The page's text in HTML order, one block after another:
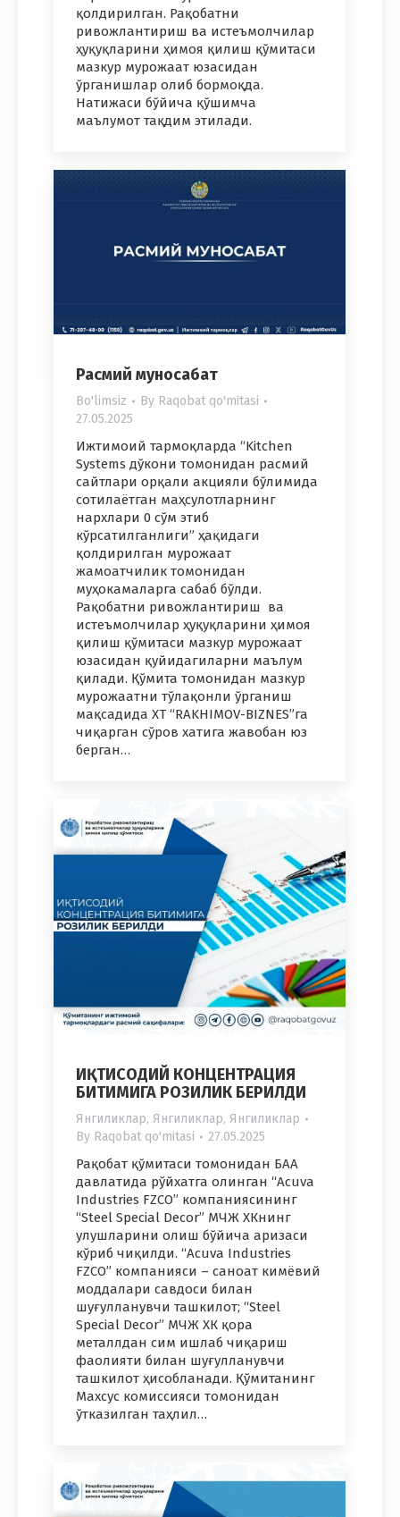
қолдирилган. Рақобатни
ривожлантириш ва истеъмолчилар
ҳуқуқларини ҳимоя қилиш қўмитаси
мазкур мурожаат юзасидан
ўрганишлар олиб бормоқда.
Натижаси бўйича қўшимча
маълумот тақдим этилади.
Расмий муносабат
Bo'limsiz By Raqobat qo'mitasi
27.05.2025
Ижтимоий тармоқларда “Kitchen
Systems дўкони томонидан расмий
сайтлари орқали акцияли бўлимида
сотилаётган маҳсулотларнинг
нархлари 0 сўм этиб
кўрсатилганлиги” ҳақидаги
қолдирилган мурожаат
жамоатчилик томонидан
муҳокамаларга сабаб бўлди.
Рақобатни ривожлантириш ва
истеъмолчилар ҳуқуқларини ҳимоя
қилиш қўмитаси мазкур мурожаат
юзасидан қуйидагиларни маълум
қилади. Қўмита томонидан мазкур
мурожаатни тўлақонли ўрганиш
мақсадида ХT “RAKHIMOV-BIZNES”га
чиқарган сўров хатига жавобан юз
берган…
ИҚТИСОДИЙ КОНЦЕНТРАЦИЯ
БИТИМИГА РОЗИЛИК БЕРИЛДИ
Янгиликлар, Янгиликлар, Янгиликлар
By Raqobat qo'mitasi 27.05.2025
Рақобат қўмитаси томонидан БАА
давлатида рўйхатга олинган “Acuva
Industries FZCO” компаниясининг
“Steel Special Decor” МЧЖ ХКнинг
улушларини олиш бўйича аризаси
кўриб чиқилди. “Acuva Industries
FZCO” компанияси – саноат кимёвий
моддалари савдоси билан
шуғулланувчи ташкилот; “Steel
Special Decor” МЧЖ ХК қора
металлдан сим ишлаб чиқариш
фаолияти билан шуғулланувчи
ташкилот ҳисобланади. Қўмитанинг
Махсус комиссияси томонидан
ўтказилган таҳлил…